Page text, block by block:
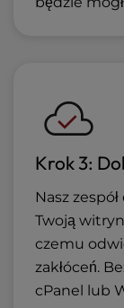
Krok 3:
Nasz
Twoją
czemu
zakłóceń.
cPanel lub